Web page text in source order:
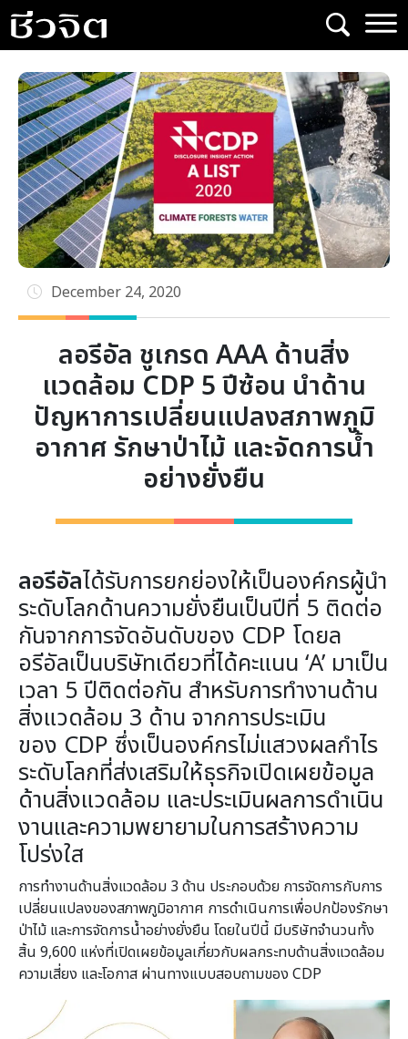
Skip
to
content
December 24, 2020
ลอรีอัล ชูเกรด AAA ด้านสิ่ง
แวดล้อม CDP 5 ปีซ้อน นำด้าน
ปัญหาการเปลี่ยนแปลงสภาพภูมิ
อากาศ รักษาป่าไม้ และจัดการน้ำ
อย่างยั่งยืน
ลอรีอัลได้รับการยกย่องให้เป็นองค์กรผู้นำ
ระดับโลกด้านความยั่งยืนเป็นปีที่ 5 ติดต่อ
กันจากการจัดอันดับของ CDP โดยล
อรีอัลเป็นบริษัทเดียวที่ได้คะแนน ‘A’ มาเป็น
เวลา 5 ปีติดต่อกัน สำหรับการทำงานด้าน
สิ่งแวดล้อม 3 ด้าน จากการประเมิน
ของ CDP ซึ่งเป็นองค์กรไม่แสวงผลกำไร
ระดับโลกที่ส่งเสริมให้ธุรกิจเปิดเผยข้อมูล
ด้านสิ่งแวดล้อม และประเมินผลการดำเนิน
งานและความพยายามในการสร้างความ
โปร่งใส
การทำงานด้านสิ่งแวดล้อม 3 ด้าน ประกอบด้วย การจัดการกับการ
เปลี่ยนแปลงของสภาพภูมิอากาศ การดำเนินการเพื่อปกป้องรักษา
ป่าไม้ และการจัดการน้ำอย่างยั่งยืน โดยในปีนี้ มีบริษัทจำนวนทั้ง
สิ้น 9,600 แห่งที่เปิดเผยข้อมูลเกี่ยวกับผลกระทบด้านสิ่งแวดล้อม
ความเสี่ยง และโอกาส ผ่านทางแบบสอบถามของ CDP